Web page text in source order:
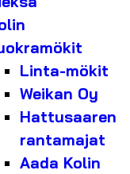
Linta-mökit
Weikan Oy
Hattusaaren
rantamajat
Aada Kolin